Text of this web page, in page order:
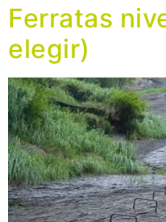
Ferratas
elegir)